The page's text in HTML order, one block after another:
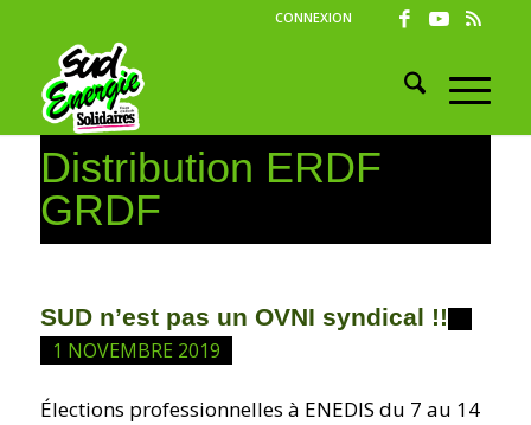
CONNEXION
Distribution ERDF
GRDF
SUD n’est pas un OVNI syndical !!
1 NOVEMBRE 2019
Élections professionnelles à ENEDIS du 7 au 14